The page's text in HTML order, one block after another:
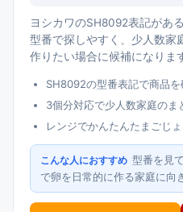
ヨシカワのSH8092表記があ
型番で探しやすく、少人数家
作りたい場合に候補になりま
SH8092の型番表記で商品
3個分対応で少人数家庭のま
レンジでかんたんたまごじ
こんな人におすすめ 型番を見
で卵を日常的に作る家庭に向